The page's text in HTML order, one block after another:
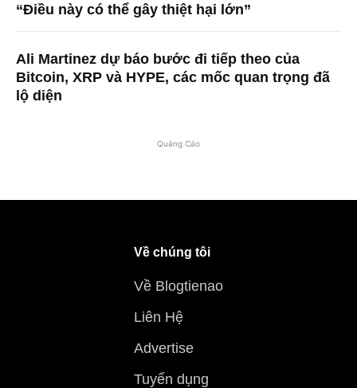
“Điều này có thể gây thiệt hại lớn”
Ali Martinez dự báo bước đi tiếp theo của
Bitcoin, XRP và HYPE, các mốc quan trọng đã
lộ diện
Quảng Cáo
Về chúng tôi
Về Blogtienao
Liên Hệ
Advertise
Tuyển dụng